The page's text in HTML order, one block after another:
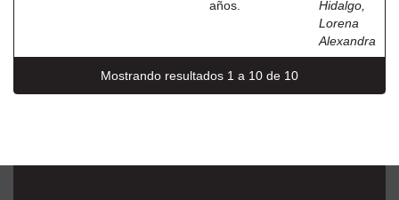
años.
Hidalgo,
Lorena
Alexandra
Mostrando resultados 1 a 10 de 10